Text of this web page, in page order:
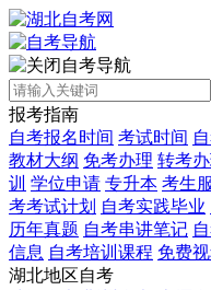
自考导航
报考指南
自考报名时间 考试时间
教材大纲 免考办理 转考
训 学位申请 专升本 考生
考考试计划 自考实践毕业
历年真题 自考串讲笔记
信息 自考培训课程 免费
湖北地区自考